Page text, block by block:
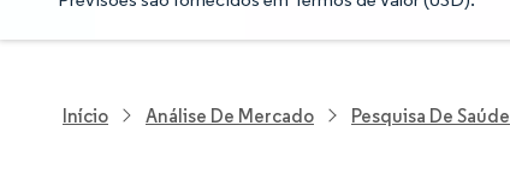
Início Análise De Mercado Pesquisa De Saúde